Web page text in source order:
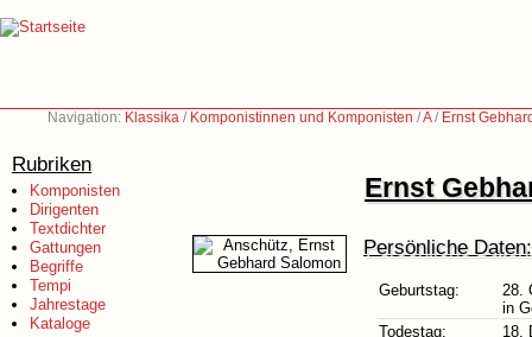
Navigation: Klassika / Komponistinnen und Komponisten /A/ Ernst
Rubriken
Komponisten
Dirigenten
Textdichter
Gattungen
Begriffe
Tempi
Jahrestage
Kataloge
Ernst
Persönliche Daten:
Geburtstag:
28.
in
Todestag:
18.